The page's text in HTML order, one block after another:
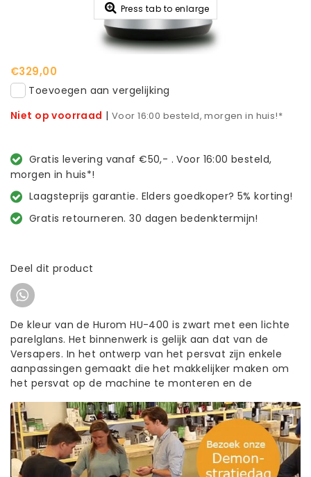
Press tab to enlarge
€329,00
Toevoegen aan vergelijking
Niet op voorraad | Voor 16:00 besteld, morgen in huis!*
Gratis levering vanaf €50,- . Voor 16:00 besteld,
morgen in huis*!
Laagsteprijs garantie. Elders goedkoper? 5% korting!
Gratis retourneren. 30 dagen bedenktermijn!
Deel dit product
De kleur van de Hurom HU-400 is zwart met een lichte
parelglans. Het binnenwerk is gelijk aan dat van de
Versapers. In het ontwerp van het persvat zijn enkele
aanpassingen gemaakt die het makkelijker maken om
het persvat op de machine te monteren en de